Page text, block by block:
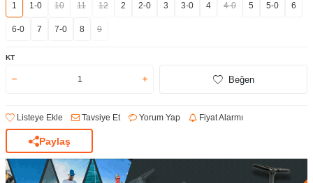
1 1-0 10 11 12 2 2-0 3 3-0 4 4-0 5 5-0 6
6-0 7 7-0 8 9
KT
Beğen
Listeye Ekle Tavsiye Et Yorum Yap Fiyat Alarmı
Paylaş